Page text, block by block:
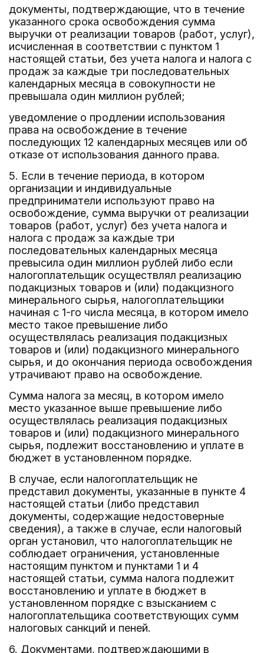
документы, подтверждающие, что в течение
указанного срока освобождения сумма
выручки от реализации товаров (работ, услуг),
исчисленная в соответствии с пунктом 1
настоящей статьи, без учета налога и налога с
продаж за каждые три последовательных
календарных месяца в совокупности не
превышала один миллион рублей;
уведомление о продлении использования
права на освобождение в течение
последующих 12 календарных месяцев или об
отказе от использования данного права.
5. Если в течение периода, в котором
организации и индивидуальные
предприниматели используют право на
освобождение, сумма выручки от реализации
товаров (работ, услуг) без учета налога и
налога с продаж за каждые три
последовательных календарных месяца
превысила один миллион рублей либо если
налогоплательщик осуществлял реализацию
подакцизных товаров и (или) подакцизного
минерального сырья, налогоплательщики
начиная с 1-го числа месяца, в котором имело
место такое превышение либо
осуществлялась реализация подакцизных
товаров и (или) подакцизного минерального
сырья, и до окончания периода освобождения
утрачивают право на освобождение.
Сумма налога за месяц, в котором имело
место указанное выше превышение либо
осуществлялась реализация подакцизных
товаров и (или) подакцизного минерального
сырья, подлежит восстановлению и уплате в
бюджет в установленном порядке.
В случае, если налогоплательщик не
представил документы, указанные в пункте 4
настоящей статьи (либо представил
документы, содержащие недостоверные
сведения), а также в случае, если налоговый
орган установил, что налогоплательщик не
соблюдает ограничения, установленные
настоящим пунктом и пунктами 1 и 4
настоящей статьи, сумма налога подлежит
восстановлению и уплате в бюджет в
установленном порядке с взысканием с
налогоплательщика соответствующих сумм
налоговых санкций и пеней.
6. Документами, подтверждающими в